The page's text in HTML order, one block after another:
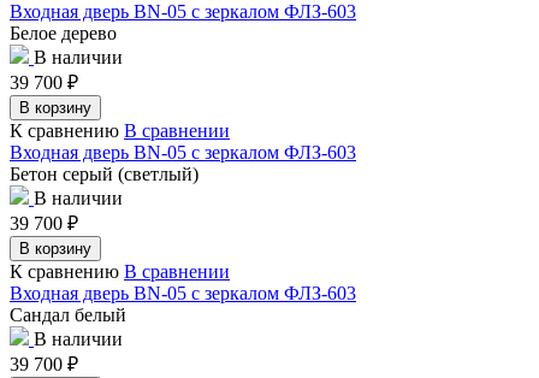
Входная дверь BN-05 с зеркалом ФЛЗ-603
Белое дерево
В наличии
39 700 ₽
В корзину
К сравнению В сравнении
Входная дверь BN-05 с зеркалом ФЛЗ-603
Бетон серый (светлый)
В наличии
39 700 ₽
В корзину
К сравнению В сравнении
Входная дверь BN-05 с зеркалом ФЛЗ-603
Сандал белый
В наличии
39 700 ₽